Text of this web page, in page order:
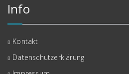
Info
Kontakt
Datenschutzerklärung